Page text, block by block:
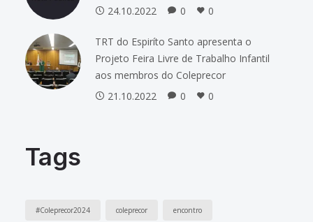
24.10.2022
0 0
TRT do Espiríto Santo apresenta o
Projeto Feira Livre de Trabalho Infantil
aos membros do Coleprecor
21.10.2022
0 0
Tags
#Coleprecor2024 coleprecor encontro